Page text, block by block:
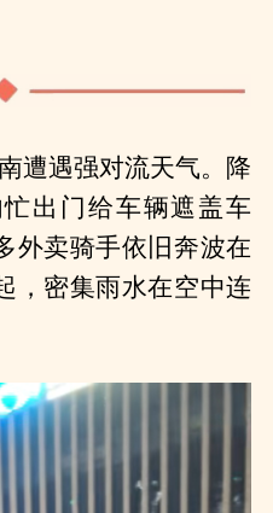
遭遇强对流天气。降
出门给车辆遮盖车
外卖骑手依旧奔波在
，密集雨水在空中连